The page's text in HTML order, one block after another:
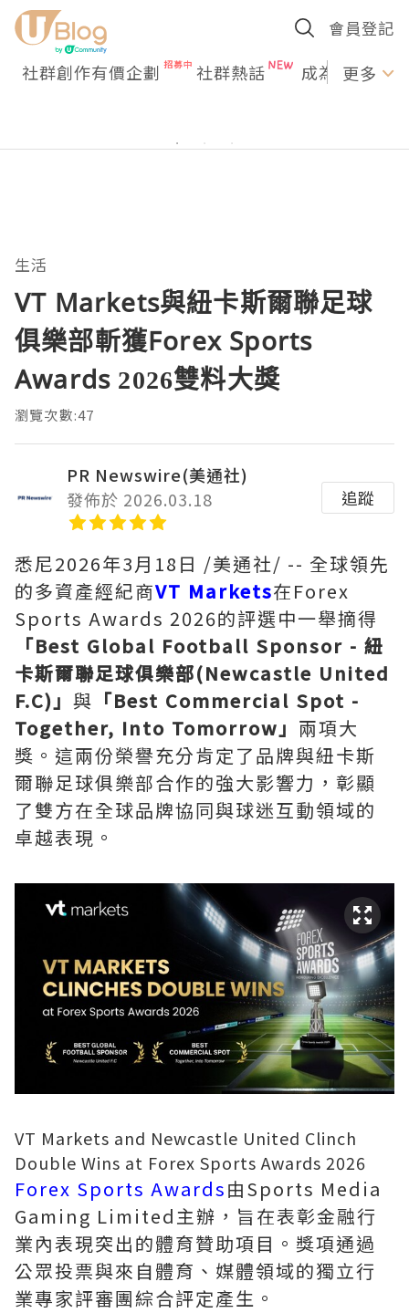
會員登記
社群創作有價企劃 社群熱話 成為U更多
生活
VT Markets與紐卡斯爾聯足球
俱樂部斬獲Forex Sports
Awards 2026雙料大獎
瀏覽次數:47
PR Newswire(美通社)
發佈於 2026.03.18
追蹤
悉尼2026年3月18日 /美通社/ -- 全球領先
的多資產經紀商VT Markets在Forex
Sports Awards 2026的評選中一舉摘得
「Best Global Football Sponsor - 紐
卡斯爾聯足球俱樂部(Newcastle United
F.C)」 與 「Best Commercial Spot -
Together, Into Tomorrow」 兩項大
獎。這兩份榮譽充分肯定了品牌與紐卡斯
爾聯足球俱樂部合作的強大影響力，彰顯
了雙方在全球品牌協同與球迷互動領域的
卓越表現。
VT Markets and Newcastle United Clinch
Double Wins at Forex Sports Awards 2026
Forex Sports Awards由Sports Media
Gaming Limited主辦，旨在表彰金融行
業內表現突出的體育贊助項目。獎項通過
公眾投票與來自體育、媒體領域的獨立行
業專家評審團綜合評定產生。